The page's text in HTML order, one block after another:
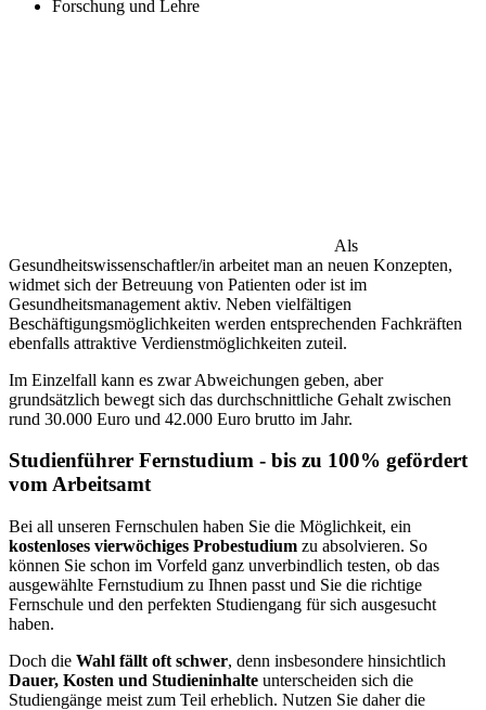
Forschung und Lehre
Als
Gesundheitswissenschaftler/in arbeitet man an neuen Konzepten,
widmet sich der Betreuung von Patienten oder ist im
Gesundheitsmanagement aktiv. Neben vielfältigen
Beschäftigungsmöglichkeiten werden entsprechenden Fachkräften
ebenfalls attraktive Verdienstmöglichkeiten zuteil.
Im Einzelfall kann es zwar Abweichungen geben, aber
grundsätzlich bewegt sich das durchschnittliche Gehalt zwischen
rund 30.000 Euro und 42.000 Euro brutto im Jahr.
Studienführer Fernstudium - bis zu 100% gefördert
vom Arbeitsamt
Bei all unseren Fernschulen haben Sie die Möglichkeit, ein
kostenloses vierwöchiges Probestudium zu absolvieren. So
können Sie schon im Vorfeld ganz unverbindlich testen, ob das
ausgewählte Fernstudium zu Ihnen passt und Sie die richtige
Fernschule und den perfekten Studiengang für sich ausgesucht
haben.
Doch die Wahl fällt oft schwer, denn insbesondere hinsichtlich
Dauer, Kosten und Studieninhalte unterscheiden sich die
Studiengänge meist zum Teil erheblich. Nutzen Sie daher die